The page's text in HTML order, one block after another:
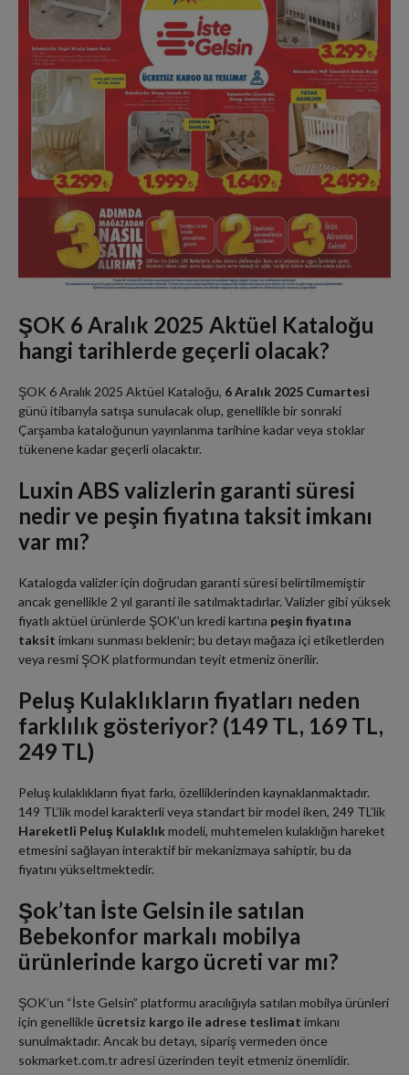
ŞOK 6 Aralık 2025 Aktüel Kataloğu
hangi tarihlerde geçerli olacak?
ŞOK 6 Aralık 2025 Aktüel Kataloğu, 6 Aralık 2025 Cumartesi
günü itibarıyla satışa sunulacak olup, genellikle bir sonraki
Çarşamba kataloğunun yayınlanma tarihine kadar veya stoklar
tükenene kadar geçerli olacaktır.
Luxin ABS valizlerin garanti süresi
nedir ve peşin fiyatına taksit imkanı
var mı?
Katalogda valizler için doğrudan garanti süresi belirtilmemiştir
ancak genellikle 2 yıl garanti ile satılmaktadırlar. Valizler gibi yüksek
fiyatlı aktüel ürünlerde ŞOK’un kredi kartına peşin fiyatına
taksit imkanı sunması beklenir; bu detayı mağaza içi etiketlerden
veya resmi ŞOK platformundan teyit etmeniz önerilir.
Peluş Kulaklıkların fiyatları neden
farklılık gösteriyor? (149 TL, 169 TL,
249 TL)
Peluş kulaklıkların fiyat farkı, özelliklerinden kaynaklanmaktadır.
149 TL’lik model karakterli veya standart bir model iken, 249 TL’lik
Hareketli Peluş Kulaklıkmodeli, muhtemelen kulaklığın hareket
etmesini sağlayan interaktif bir mekanizmaya sahiptir, bu da
fiyatını yükseltmektedir.
Şok’tan İste Gelsin ile satılan
Bebekonfor markalı mobilya
ürünlerinde kargo ücreti var mı?
ŞOK’un “İste Gelsin” platformu aracılığıyla satılan mobilya ürünleri
için genellikle ücretsiz kargo ile adrese teslimat imkanı
sunulmaktadır. Ancak bu detayı, sipariş vermeden önce
sokmarket.com.tr adresi üzerinden teyit etmeniz önemlidir.